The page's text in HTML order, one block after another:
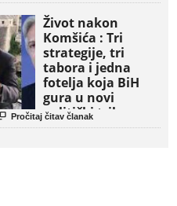
Život nakon
Komšića : Tri
strategije, tri
tabora i jedna
fotelja koja BiH
gura u novi
politički triler
Pročitaj čitav članak